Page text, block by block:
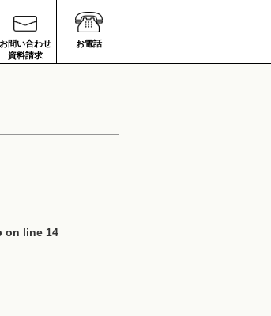
お問い合わせ
資料請求
お電話
on line 14